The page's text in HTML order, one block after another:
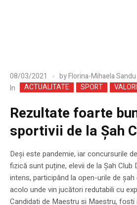
08/03/2021 byFlorina-Mihaela Sandu
In
ACTUALITATE SPORT
Rezultate foarte
sportivii de la Șah
Deși este pandemie, iar concursurile
fizică sunt puține, elevii de la Șah
intens, participând la open-urile de
acolo unde vin jucători redutabili cu
Candidati de Maestru si Maestru, fosti